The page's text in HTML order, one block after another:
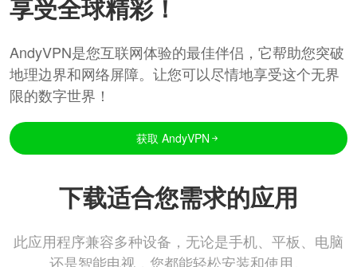
享受全球精彩！
AndyVPN是您互联网体验的最佳伴侣，它帮助您突破
地理边界和网络屏障。让您可以尽情地享受这个无界
限的数字世界！
获取 AndyVPN
下载适合您需求的应用
此应用程序兼容多种设备，无论是手机、平板、电脑
还是智能电视，您都能轻松安装和使用。